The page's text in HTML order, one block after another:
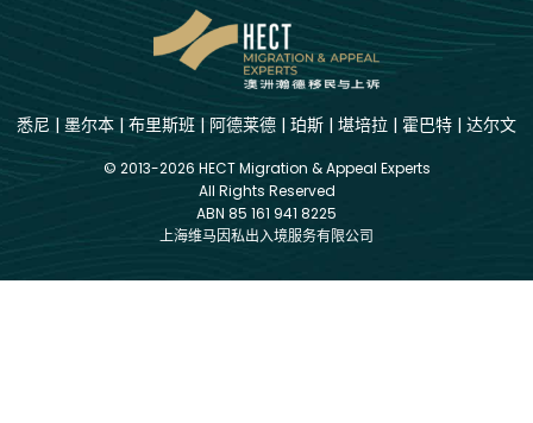
悉尼 | 墨尔本 | 布里斯班 | 阿德莱德 | 珀斯 | 堪培拉 | 霍巴特 | 达尔文
© 2013-2026 HECT Migration & Appeal Experts
All Rights Reserved
ABN 85 161 941 8225
上海维马因私出入境服务有限公司